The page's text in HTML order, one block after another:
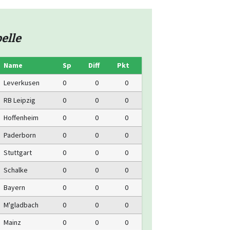
Name Sp Diff
Pkt
Leverkusen 0 0
0
RB Leipzig 0 0
0
Hoffenheim 0 0
0
Paderborn 0 0
0
Stuttgart 0 0
0
Schalke 0 0
0
Bayern 0 0
0
M'gladbach 0 0
0
Mainz 0 0
0